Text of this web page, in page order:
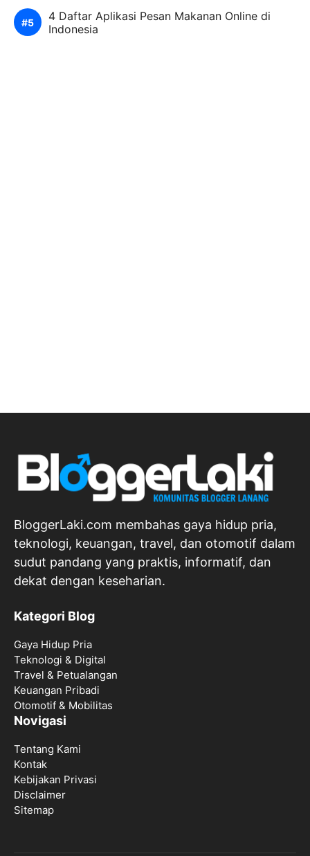
4 Daftar Aplikasi Pesan Makanan Online di
Indonesia
BloggerLaki.com membahas gaya hidup pria,
teknologi, keuangan, travel, dan otomotif dalam
sudut pandang yang praktis, informatif, dan
dekat dengan keseharian.
Kategori Blog
Gaya Hidup Pria
Teknologi & Digital
Travel & Petualangan
Keuangan Pribadi
Otomotif & Mobilitas
Novigasi
Tentang Kami
Kontak
Kebijakan Privasi
Disclaimer
Sitemap